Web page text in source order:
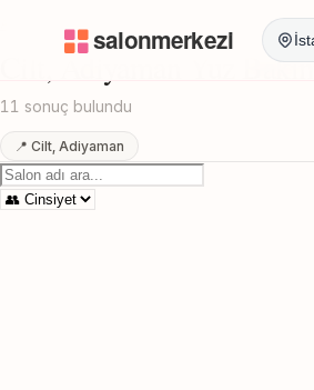
Yuz Bakimi
Cilt, Adiyaman Yuz
11 sonuç bulundu
📍 Cilt, Adiyaman